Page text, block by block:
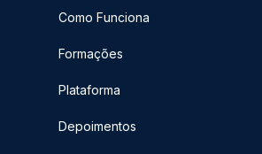
Como Funciona
Formações
Plataforma
Depoimentos